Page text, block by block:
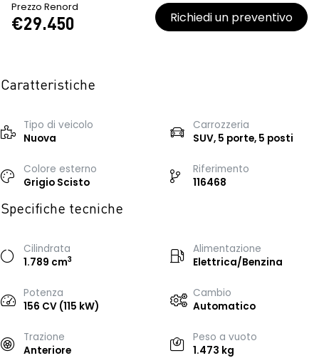
Prezzo Renord
€29.450 Richiedi un preventivo
Caratteristiche
Tipo di veicolo
Nuova
Carrozzeria
SUV, 5 porte, 5 posti
Colore esterno
Grigio Scisto
Riferimento
116468
Specifiche tecniche
Cilindrata
1.789 cm3
Alimentazione
Elettrica/Benzina
Potenza
156 CV (115 kW)
Cambio
Automatico
Trazione
Anteriore
Peso a vuoto
1.473 kg